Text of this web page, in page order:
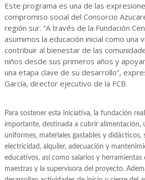
Este programa es una de las
compromiso social del Consorcio
región sur. “A través de la Fundación
asumimos la educación inicial como una
contribuir al bienestar de las
niños desde sus primeros años y
una etapa clave de su desarrollo”,
García, director ejecutivo de la FCB.
Para sostener esta iniciativa, la fundación
importante, destinada a cubrir alimentación,
uniformes, materiales gastables y didácticos,
electricidad, alquiler, adecuación y
educativos, así como salarios y herramientas
maestras y la supervisora del proyecto.